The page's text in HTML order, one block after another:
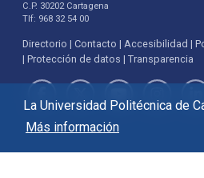
La Universidad Politécnica de
Más información
C.P. 30202 Cartagena
Tlf: 968 32 54 00
Directorio Contacto Accesibilidad
Protección de datos
Transparencia